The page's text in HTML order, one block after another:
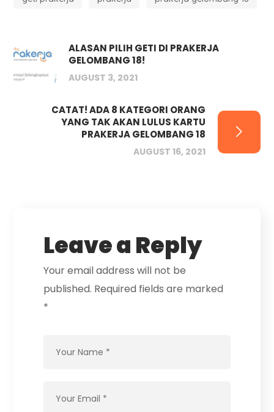
ALASAN PILIH GETI DI PRAKERJA
GELOMBANG 18!
AUGUST 3, 2021
CATAT! ADA 8 KATEGORI ORANG
YANG TAK AKAN LULUS KARTU
PRAKERJA GELOMBANG 18
AUGUST 16, 2021
Leave a Reply
Your email address will not be
published. Required fields are marked
*